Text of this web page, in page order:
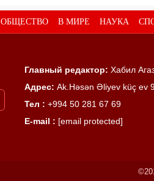
ОБЩЕСТВО В МИРЕ НАУКА
Главный редактор: Хабил
Адрес: Ak.Həsən Əliyev küç ev
Тел : +994 50 281 67 69
E-mail : [email protected]